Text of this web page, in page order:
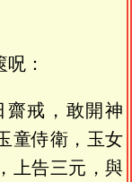
：
齋戒，敢開神
童侍衛，玉女
上告三元，與